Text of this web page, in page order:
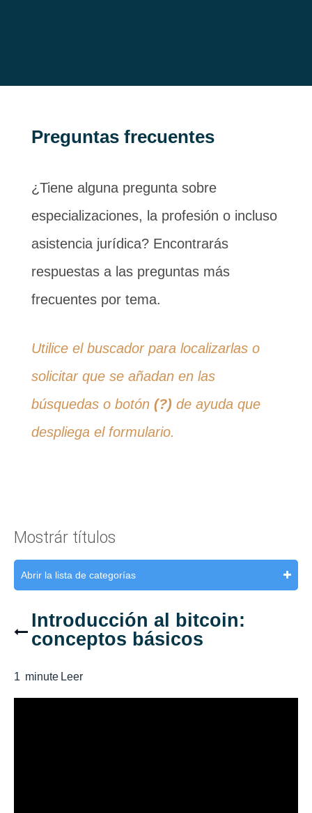
Preguntas frecuentes
¿Tiene alguna pregunta sobre
especializaciones, la profesión o incluso
asistencia jurídica? Encontrarás
respuestas a las preguntas más
frecuentes por tema.
Utilice el buscador para localizarlas o
solicitar que se añadan en las
búsquedas o botón (?) de ayuda que
despliega el formulario.
Mostrár títulos
Abrir la lista de categorías
Introducción al bitcoin:
conceptos básicos
1 minute Leer